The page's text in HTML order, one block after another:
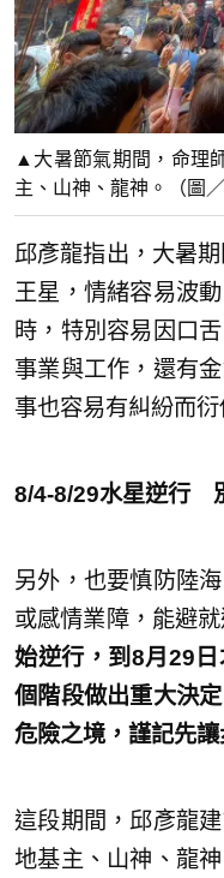
▲大暑節氣期間，命理
主、山神、龍神。（圖
邱彥龍指出，大暑
王星，情緒容易波
時，特別容易因口
事業與工作，還有
事也容易有糾紛而衍
8/4-8/29水星逆行
另外，也要慎防陸
或感情業障，能避就
始逆行，到8月29
個階段做出重大決
危險之境，謹記先
這段期間，邱彥龍
地基主、山神、龍